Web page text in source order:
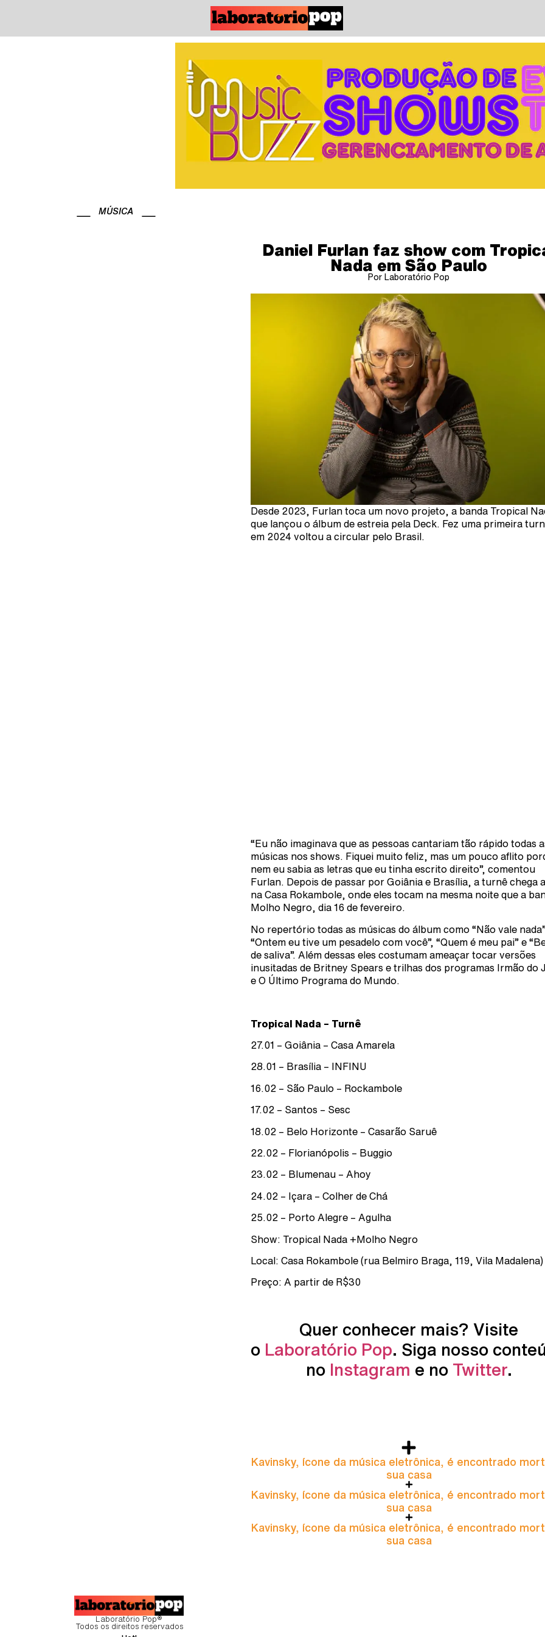
MÚSICA
Daniel Furlan faz show com
Nada em São Paulo
Por Laboratório Pop
Desde 2023, Furlan toca um novo projeto, a banda Tropical
que lançou o álbum de estreia pela Deck. Fez uma primeira
em 2024 voltou a circular pelo Brasil.
“Eu não imaginava que as pessoas cantariam tão rápido todas
músicas nos shows. Fiquei muito feliz, mas um pouco aflito
nem eu sabia as letras que eu tinha escrito direito”, comentou
Furlan. Depois de passar por Goiânia e Brasília, a turnê chega
na Casa Rokambole, onde eles tocam na mesma noite que a
Molho Negro, dia 16 de fevereiro.
No repertório todas as músicas do álbum como “Não vale
“Ontem eu tive um pesadelo com você”, “Quem é meu pai” e
de saliva”. Além dessas eles costumam ameaçar tocar versões
inusitadas de Britney Spears e trilhas dos programas Irmão do
e O Último Programa do Mundo.
Tropical Nada – Turnê
27.01 – Goiânia – Casa Amarela
28.01 – Brasília – INFINU
16.02 – São Paulo – Rockambole
17.02 – Santos – Sesc
18.02 – Belo Horizonte – Casarão Saruê
22.02 – Florianópolis – Buggio
23.02 – Blumenau – Ahoy
24.02 – Içara – Colher de Chá
25.02 – Porto Alegre – Agulha
Show: Tropical Nada +Molho Negro
Local: Casa Rokambole (rua Belmiro Braga, 119, Vila Madalena)
Preço: A partir de R$30
Quer conhecer mais? Visite
o Laboratório Pop. Siga nosso
no Instagram e no Twitter.
Kavinsky, ícone da música eletrônica, é encontrado
sua casa
Kavinsky, ícone da música eletrônica, é encontrado
sua casa
Kavinsky, ícone da música eletrônica, é encontrado
sua casa
Laboratório Pop®
Todos os direitos reservados